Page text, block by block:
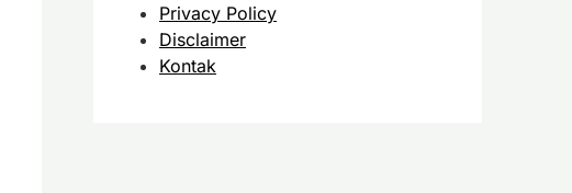
Privacy Policy
Disclaimer
Kontak